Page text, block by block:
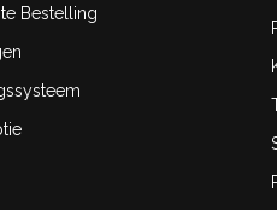
Bestelling